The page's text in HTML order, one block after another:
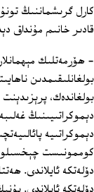
كارل گرىشماننىڭ
قادىر خانىم مۇنداق
- ھۆرمەتلىك
بولغانلىقىمدىن
بولغاندەك، پرېزىدېنت
دېموكراتىيىنىڭ
دېموكراتىيە
كوممونىست
دۆلەتكە ئايلاندى.